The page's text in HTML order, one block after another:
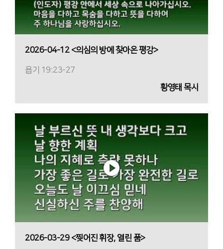
2026-04-12 <의심의 방에 찾아온 평강>
욥기 19:23-27
황영태 목사
2026-03-29 <찢어진 휘장, 열린 품>